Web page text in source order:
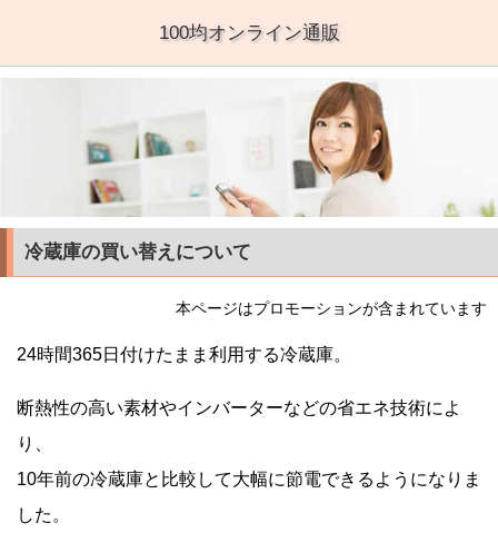
100均オンライン通販
冷蔵庫の買い替えについて
本ページはプロモーションが含まれています
24時間365日付けたまま利用する冷蔵庫。
断熱性の高い素材やインバーターなどの省エネ技術によ
り、
10年前の冷蔵庫と比較して大幅に節電できるようになりま
した。